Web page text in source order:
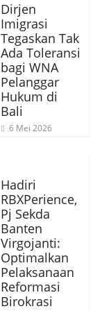
Dirjen
Imigrasi
Tegaskan Tak
Ada Toleransi
bagi WNA
Pelanggar
Hukum di
Bali
6 Mei 2026
Hadiri
RBXPerience,
Pj Sekda
Banten
Virgojanti:
Optimalkan
Pelaksanaan
Reformasi
Birokrasi